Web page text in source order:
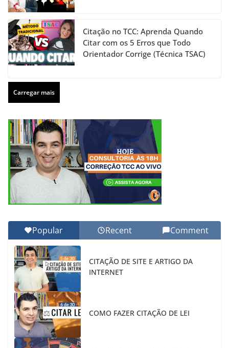
Citação no TCC: Aprenda Quando
Citar com os 5 Erros que Todo
Orientador Corrige (Técnica TSAC)
Carregar mais
Popular Recent Comment
CITAÇÃO DE SITE E ARTIGO DA
INTERNET
COMO FAZER CITAÇÃO DE LEI